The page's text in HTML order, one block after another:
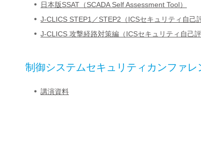
日本版SSAT（SCADA Self Assessment Tool）
J-CLICS STEP1／STEP2（ICSセキュリティ自己
J-CLICS 攻撃経路対策編（ICSセキュリティ自己評
制御システムセキュリティカンファレ
講演資料